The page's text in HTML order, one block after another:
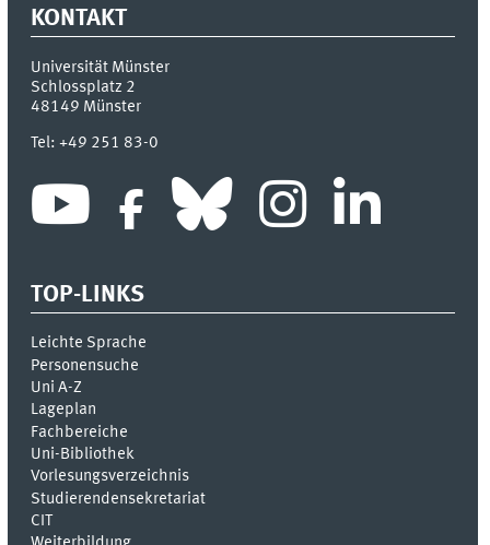
KONTAKT
Universität Münster
Schlossplatz 2
48149 Münster
Tel:+49 251 83-0
TOP-LINKS
Leichte Sprache
Personensuche
Uni A-Z
Lageplan
Fachbereiche
Uni-Bi­bli­o­thek
Vor­le­sungs­ver­zeich­nis
Stu­die­ren­den­se­kre­ta­ri­at
CIT